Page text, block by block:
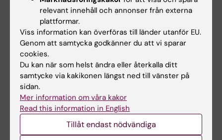
DISEASE.2007;30(1):39-46
Increased lipolysis in LCHAD deficiency
Halldin MU; Forslund A; von Dobeln U; Eklund
C; Gustafsson J
Alla författare
ARTICLE:CLINICAL ENDOCRINOLOGY.
2002;57(6):735-743
Insulin sensitivity and lipolysis in adolescent
girls with poorly controlled type 1 diabetes:
effect of anticholinergic treatment
Halldin MU; Brismar K; Tuvemo T; Gustafsson J
relevant innehåll och annonser från externa
plattformar.
Viss information kan överföras till länder utanför EU.
Genom att samtycka godkänner du att vi sparar
cookies.
Du kan när som helst ändra eller återkalla ditt
samtycke via kakikonen längst ned till vänster på
sidan.
Mer information om våra kakor
Read this information in English
Tillåt endast nödvändiga